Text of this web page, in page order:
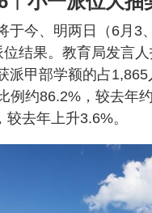
于今、明两日（6月3
结果。教育局发言
派甲部学额的占
例约86.2%，较去年
去年上升3.6%。